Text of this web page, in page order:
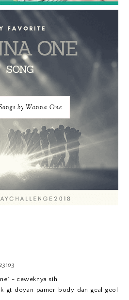
by Wanna One
- ceweknya sih
gt doyan pamer body dan geal geol